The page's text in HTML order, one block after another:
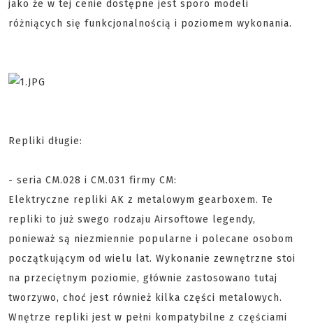
jako że w tej cenie dostępne jest sporo modeli
różniących się funkcjonalnością i poziomem wykonania.
Repliki długie:
- seria CM.028 i CM.031 firmy CM:
Elektryczne repliki AK z metalowym gearboxem. Te
repliki to już swego rodzaju Airsoftowe legendy,
ponieważ są niezmiennie popularne i polecane osobom
początkującym od wielu lat. Wykonanie zewnętrzne stoi
na przeciętnym poziomie, głównie zastosowano tutaj
tworzywo, choć jest również kilka części metalowych.
Wnętrze repliki jest w pełni kompatybilne z częściami